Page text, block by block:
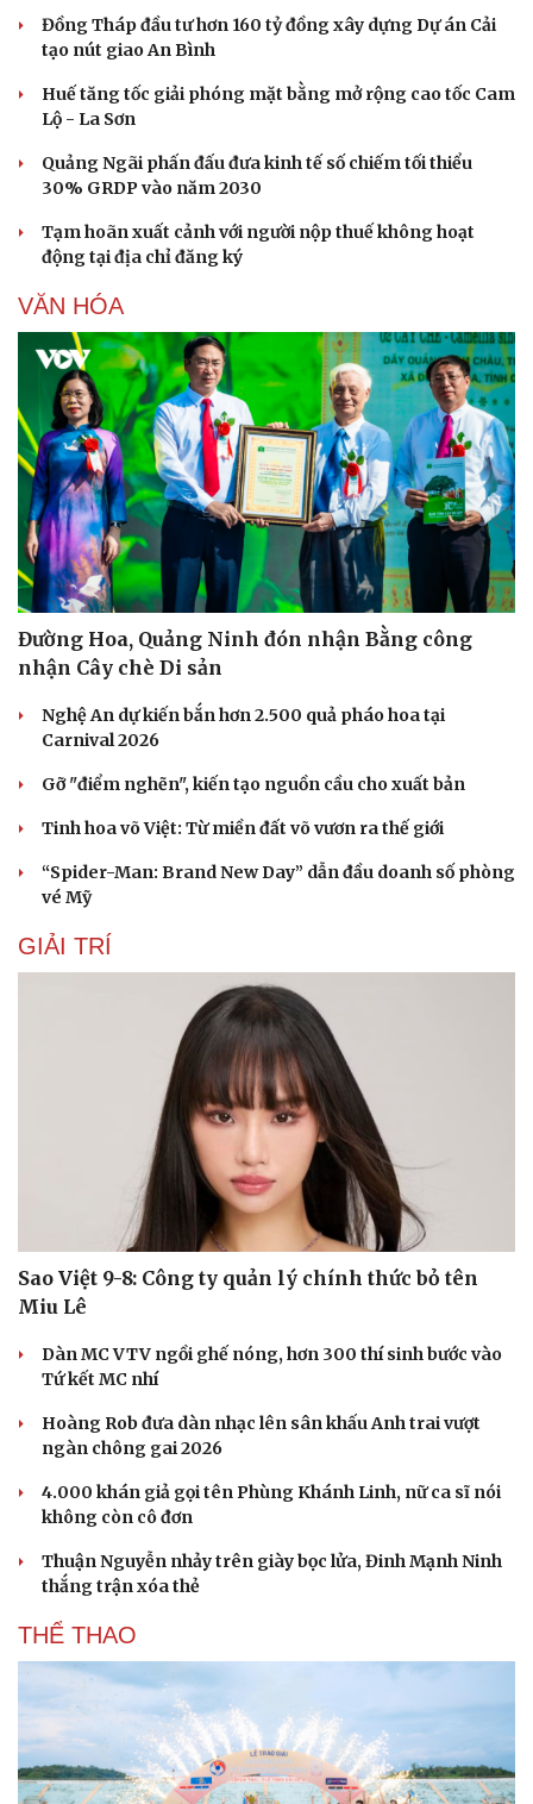
Văn hóa
Sân khấu - Điện ảnh
Văn học
Âm nhạc
Di sản
Sao Việt
Đồng Tháp đầu tư hơn 160 tỷ đồng xây dựng Dự án Cải
tạo nút giao An Bình
Huế tăng tốc giải phóng mặt bằng mở rộng cao tốc Cam
Lộ - La Sơn
Quảng Ngãi phấn đấu đưa kinh tế số chiếm tối thiểu
30% GRDP vào năm 2030
Tạm hoãn xuất cảnh với người nộp thuế không hoạt
động tại địa chỉ đăng ký
VĂN HÓA
Đường Hoa, Quảng Ninh đón nhận Bằng công
nhận Cây chè Di sản
Nghệ An dự kiến bắn hơn 2.500 quả pháo hoa tại
Carnival 2026
Gỡ "điểm nghẽn", kiến tạo nguồn cầu cho xuất bản
Tinh hoa võ Việt: Từ miền đất võ vươn ra thế giới
“Spider-Man: Brand New Day” dẫn đầu doanh số phòng
vé Mỹ
GIẢI TRÍ
Sao Việt 9-8: Công ty quản lý chính thức bỏ tên
Miu Lê
Dàn MC VTV ngồi ghế nóng, hơn 300 thí sinh bước vào
Tứ kết MC nhí
Hoàng Rob đưa dàn nhạc lên sân khấu Anh trai vượt
ngàn chông gai 2026
4.000 khán giả gọi tên Phùng Khánh Linh, nữ ca sĩ nói
không còn cô đơn
Thuận Nguyễn nhảy trên giày bọc lửa, Đinh Mạnh Ninh
thắng trận xóa thẻ
THỂ THAO